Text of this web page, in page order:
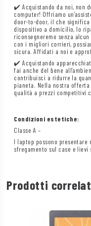
✔️ Acquistando da noi, non
computer! Offriamo
door-to-door, il che
dispositivo a domicilio, lo
riconsegneremo senza
con i migliori corrieri,
sicura. Affidati a noi e
✔️ Acquistando
fai anche del bene
contribuisci a ridurre la
pianeta. Nella nostra
qualità a prezzi competitivi
Condizioni estetiche:
Classe A –
I laptop possono
sfregamento sul case e
Prodotti